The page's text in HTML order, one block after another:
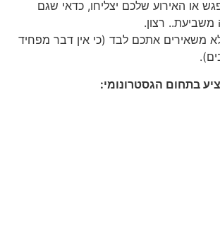
או האירוע שלכם יצליחו, כדאי שגם
רצון.
משאירים אתכם לבד (כי אין דבר מפחיד
בתחום הגסטרונומי: